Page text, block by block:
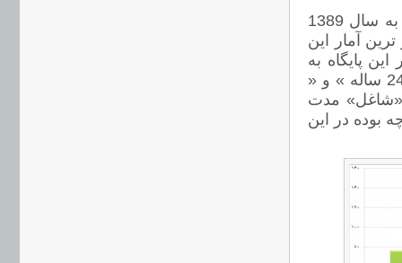
درحالی که به پایان سال 1390 نزدیک می شویم، آماری که مربوط به سال 1389
آمار این
720 عنوان موجود در این پایگاه به
خود اختصاص داده، که آنها هم عبارتند از: « نرخ جوانان بیکاری 15-24 ساله » و «
» و «شاغل» مدت
بوده در این